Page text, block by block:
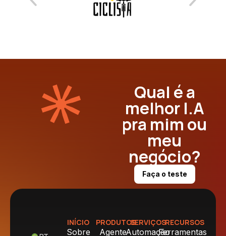
Qual é a
melhor I.A
pra mim ou
meu
negócio?
Faça o teste
INÍCIO
Sobre
PRODUTOS
Agente
SERVIÇOS
Automação
RECURSOS
Ferramentas